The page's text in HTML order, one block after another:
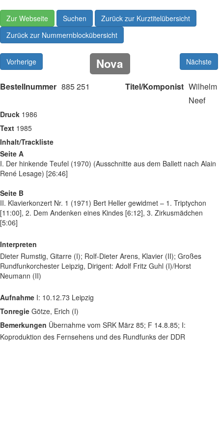
Zur Webseite Suchen
Zurück zur Kurztitelübersicht
Zurück zur Nummernblockübersicht
Vorherige Nova Nächste
Bestellnummer 885 251 Titel/Komponist Wilhelm
Neef
Druck 1986
Text 1985
Inhalt/Trackliste
Seite A
I. Der hinkende Teufel (1970) (Ausschnitte aus dem Ballett nach Alain
René Lesage) [26:46]
Seite B
II. Klavierkonzert Nr. 1 (1971) Bert Heller gewidmet – 1. Triptychon
[11:00], 2. Dem Andenken eines Kindes [6:12], 3. Zirkusmädchen
[5:06]
Interpreten
Dieter Rumstig, Gitarre (I); Rolf-Dieter Arens, Klavier (II); Großes
Rundfunkorchester Leipzig, Dirigent: Adolf Fritz Guhl (I)/Horst
Neumann (II)
Aufnahme I: 10.12.73 Leipzig
Tonregie Götze, Erich (I)
Bemerkungen Übernahme vom SRK März 85; F 14.8.85; I:
Koproduktion des Fernsehens und des Rundfunks der DDR